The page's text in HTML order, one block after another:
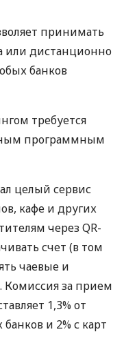
принимать
или дистанционно
банков
требуется
программным
целый сервис
кафе и других
через QR-
счет (в том
чаевые и
Комиссия за прием
1,3% от
и 2% с карт